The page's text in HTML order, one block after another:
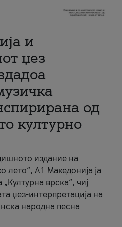
и
џез
од
културно
издание на
лето“, А1 Македонија ја
врска“, чиј
џез-интерпретација на
народна песна